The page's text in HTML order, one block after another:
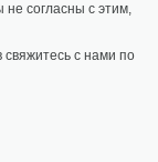
не согласны с этим,
с нами по